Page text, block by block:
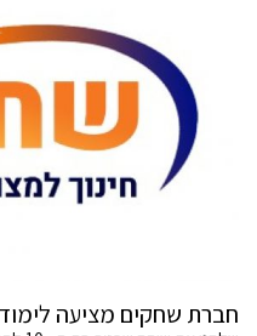
חברת שחקים מציעה